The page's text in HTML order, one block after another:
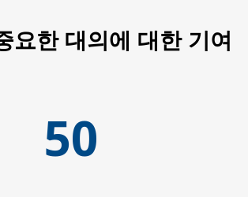
요한 대의에 대한 기여
50